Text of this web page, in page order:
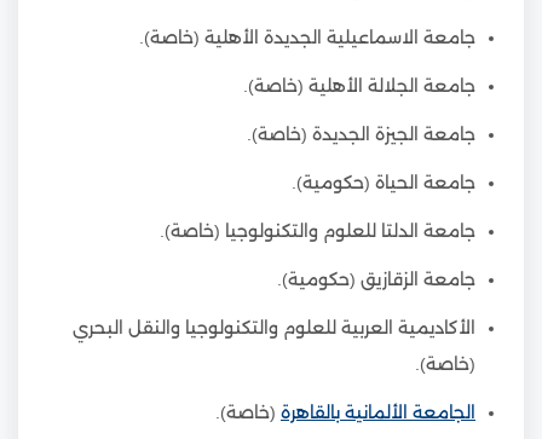
جامعة الاسماعيلية الجديدة الأهلية (خاصة).
جامعة الجلالة الأهلية (خاصة).
جامعة الجيزة الجديدة (خاصة).
جامعة الحياة (حكومية).
جامعة الدلتا للعلوم والتكنولوجيا (خاصة).
جامعة الزقازيق (حكومية).
الأكاديمية العربية للعلوم والتكنولوجيا والنقل البحري
(خاصة).
الجامعة الألمانية بالقاهرة (خاصة).